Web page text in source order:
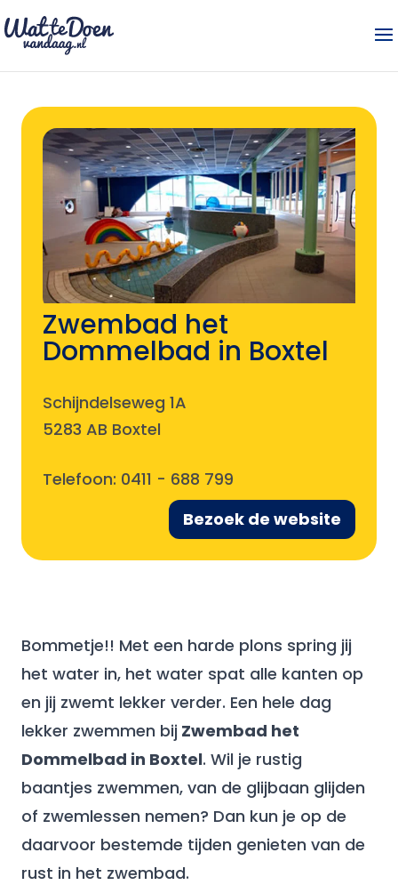
Zwembad het
Dommelbad in Boxtel
Schijndelseweg 1A
5283 AB Boxtel
Telefoon: 0411 - 688 799
Bezoek de website
Bommetje!! Met een harde plons spring jij
het water in, het water spat alle kanten op
en jij zwemt lekker verder. Een hele dag
lekker zwemmen bij Zwembad het
Dommelbad in Boxtel. Wil je rustig
baantjes zwemmen, van de glijbaan glijden
of zwemlessen nemen? Dan kun je op de
daarvoor bestemde tijden genieten van de
rust in het zwembad.